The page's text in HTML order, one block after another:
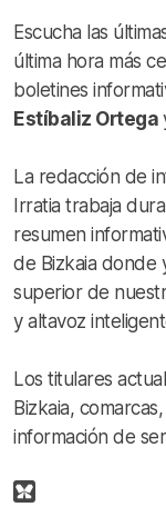
Escucha las
última hora más
boletines
Estíbaliz Ortega
La redacción de
Irratia trabaja
resumen
de Bizkaia donde
superior de
y altavoz
Los titulares
Bizkaia,
información de